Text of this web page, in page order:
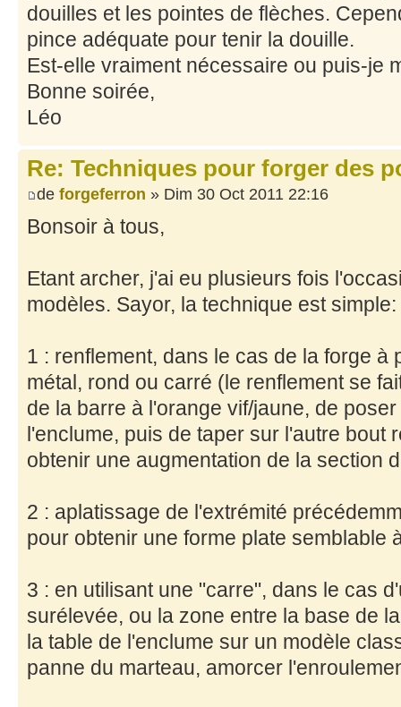
douilles et les pointes de flèches.
pince adéquate pour tenir la douille.
Est-elle vraiment nécessaire ou puis-je
Bonne soirée,
Léo
Re: Techniques pour forger des
de forgeferron » Dim 30 Oct 2011 22:16
Bonsoir à tous,
Etant archer, j'ai eu plusieurs fois
modèles. Sayor, la technique est simple:
1 : renflement, dans le cas de la forge à
métal, rond ou carré (le renflement se
de la barre à l'orange vif/jaune, de
l'enclume, puis de taper sur l'autre bout
obtenir une augmentation de la section
2 : aplatissage de l'extrémité
pour obtenir une forme plate semblable
3 : en utilisant une "carre", dans le cas
surélevée, ou la zone entre la base de
la table de l'enclume sur un modèle
panne du marteau, amorcer